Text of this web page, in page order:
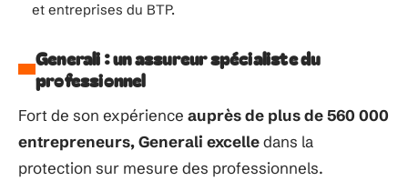
et entreprises du BTP.
Generali : un assureur spécialiste du
professionnel
Fort de son expérience auprès de plus de 560 000
entrepreneurs, Generali excelledans la
protection sur mesure des professionnels.